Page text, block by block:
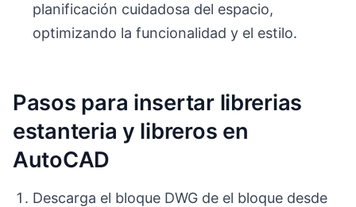
planificación cuidadosa del espacio,
optimizando la funcionalidad y el estilo.
Pasos para insertar librerias
estanteria y libreros en
AutoCAD
Descarga el bloque DWG de el bloque desde